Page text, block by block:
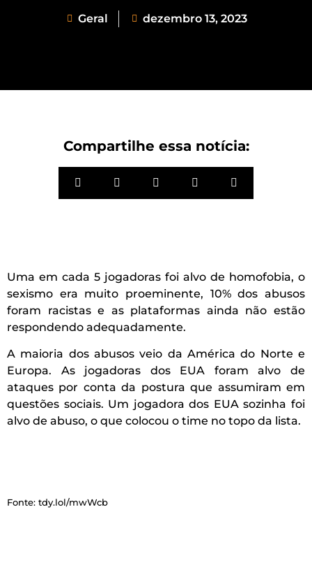
Geral dezembro 13, 2023
Compartilhe essa notícia:
Uma em cada 5 jogadoras foi alvo de homofobia, o
sexismo era muito proeminente, 10% dos abusos
foram racistas e as plataformas ainda não estão
respondendo adequadamente.
A maioria dos abusos veio da América do Norte e
Europa. As jogadoras dos EUA foram alvo de
ataques por conta da postura que assumiram em
questões sociais. Um jogadora dos EUA sozinha foi
alvo de abuso, o que colocou o time no topo da lista.
Fonte: tdy.lol/mwWcb